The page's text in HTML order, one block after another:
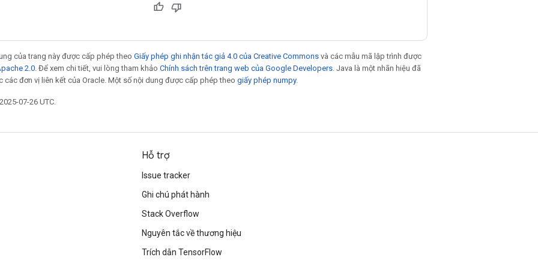
của trang này được cấp phép theo Giấy phép ghi nhận tác giả 4.0 của Creative Commons và các mẫu mã lập trình được
2.0 . Để xem chi tiết, vui lòng tham khảo Chính sách trên trang web của Google Developers . Java là một nhãn hiệu đã
các đơn vị liên kết của Oracle. Một số nội dung được cấp phép theo giấy phép numpy.
07-26 UTC.
Hỗ trợ
Issue tracker
Ghi chú phát hành
Stack Overflow
Nguyên tắc về thương hiệu
Trích dẫn TensorFlow